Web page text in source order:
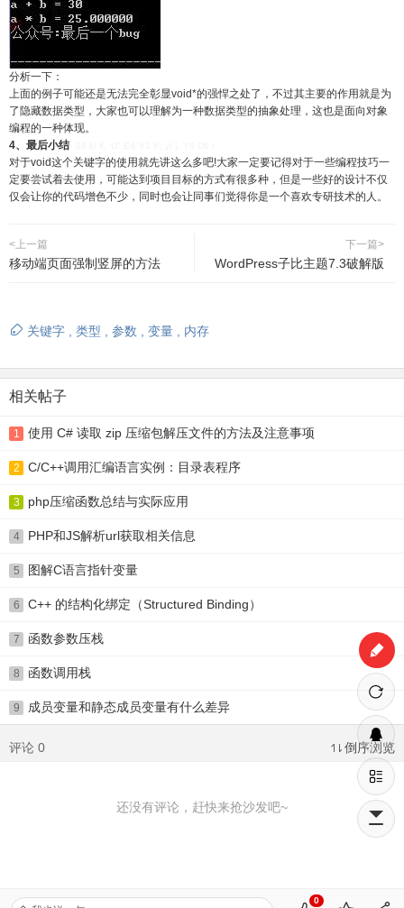
分析一下：
上面的例子可能还是无法完全彰显void*的强悍之处了，不过其主要的作用就是为
了隐藏数据类型，大家也可以理解为一种数据类型的抽象处理，这也是面向对象
编程的一种体现。
4、最后小结
对于void这个关键字的使用就先讲这么多吧!大家一定要记得对于一些编程技巧一
定要尝试着去使用，可能达到项目目标的方式有很多种，但是一些好的设计不仅
仅会让你的代码增色不少，同时也会让同事们觉得你是一个喜欢专研技术的人。
<上一篇
移动端页面强制竖屏的方法
下一篇>
WordPress子比主题7.3破解版
关键字 , 类型 , 参数 , 变量 , 内存
相关帖子
1 使用 C# 读取 zip 压缩包解压文件的方法及注意事项
2 C/C++调用汇编语言实例：目录表程序
3 php压缩函数总结与实际应用
4 PHP和JS解析url获取相关信息
5 图解C语言指针变量
6 C++ 的结构化绑定（Structured Binding）
7 函数参数压栈
8 函数调用栈
9 成员变量和静态成员变量有什么差异
评论 0 倒序浏览
还没有评论，赶快来抢沙发吧~
0